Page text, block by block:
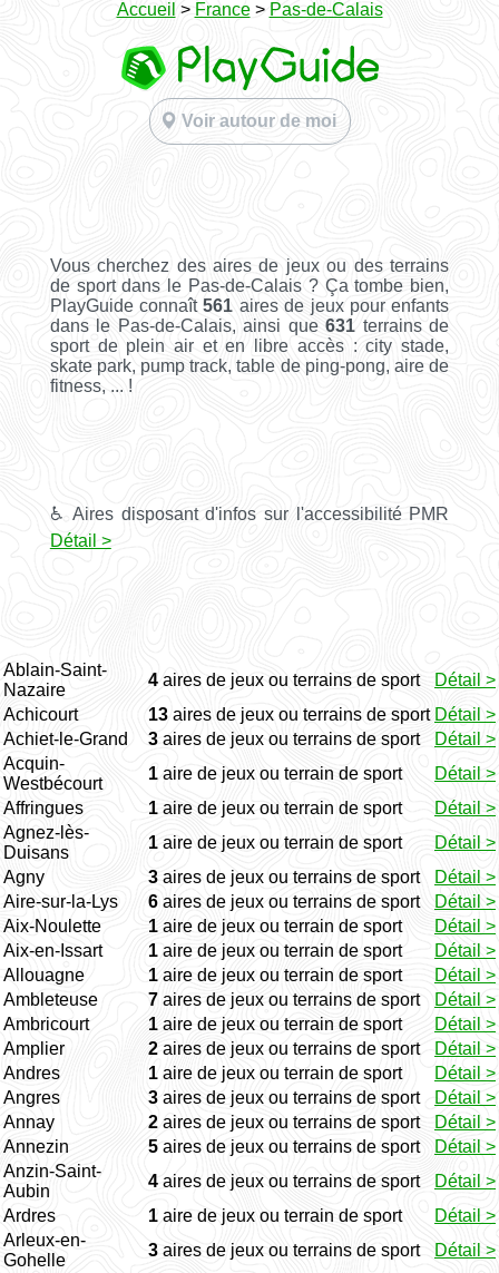
Accueil > France> Pas-de-Calais
Voir autour de moi
Vous cherchez des aires de jeux ou des terrains
de sport dans le Pas-de-Calais ? Ça tombe bien,
PlayGuide connaît561 aires de jeux pour enfants
dans le Pas-de-Calais, ainsi que631 terrains de
sport de plein air et en libre accès : city stade,
skate park, pump track, table de ping-pong, aire de
fitness, ... !
♿ Aires disposant d'infos sur l'accessibilité PMR
Détail >
Ablain-Saint-
Nazaire
4 aires de jeux ou terrains de sport
Détail >
Achicourt
13 aires de jeux ou terrains de sport Détail >
Achiet-le-Grand
3 aires de jeux ou terrains de sport
Détail >
Acquin-
Westbécourt
1 aire de jeux ou terrain de sport
Détail >
Affringues
1 aire de jeux ou terrain de sport
Détail >
Agnez-lès-
Duisans
1 aire de jeux ou terrain de sport
Détail >
Agny
3 aires de jeux ou terrains de sport
Détail >
Aire-sur-la-Lys
6 aires de jeux ou terrains de sport
Détail >
Aix-Noulette
1 aire de jeux ou terrain de sport
Détail >
Aix-en-Issart
1 aire de jeux ou terrain de sport
Détail >
Allouagne
1 aire de jeux ou terrain de sport
Détail >
Ambleteuse
7 aires de jeux ou terrains de sport
Détail >
Ambricourt
1 aire de jeux ou terrain de sport
Détail >
Amplier
2 aires de jeux ou terrains de sport
Détail >
Andres
1 aire de jeux ou terrain de sport
Détail >
Angres
3 aires de jeux ou terrains de sport
Détail >
Annay
2 aires de jeux ou terrains de sport
Détail >
Annezin
5 aires de jeux ou terrains de sport
Détail >
Anzin-Saint-
Aubin
4 aires de jeux ou terrains de sport
Détail >
Ardres
1 aire de jeux ou terrain de sport
Détail >
Arleux-en-
Gohelle
3 aires de jeux ou terrains de sport
Détail >